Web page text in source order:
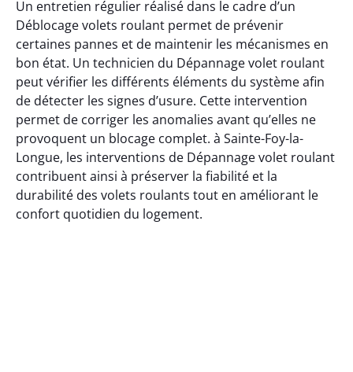
Un entretien régulier réalisé dans le cadre d’un
Déblocage volets roulant permet de prévenir
certaines pannes et de maintenir les mécanismes en
bon état. Un technicien du Dépannage volet roulant
peut vérifier les différents éléments du système afin
de détecter les signes d’usure. Cette intervention
permet de corriger les anomalies avant qu’elles ne
provoquent un blocage complet. à Sainte-Foy-la-
Longue, les interventions de Dépannage volet roulant
contribuent ainsi à préserver la fiabilité et la
durabilité des volets roulants tout en améliorant le
confort quotidien du logement.